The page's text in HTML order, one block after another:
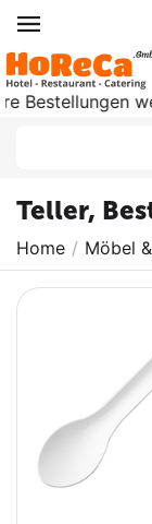
werden
Teller,
Home / Möbel